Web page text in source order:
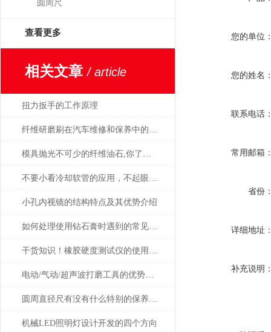
圆周尺
查看更多
相关文章/ article
扭力扳手的工作原理
纤维研磨刷在汽车维修和保养中的应用
模具抛光不可少的纤维油石,你了解多少呢？
不要小看冷却软管的应用，不起眼用处却很大！
小孔内视镜的结构特点及其优势介绍
如何处理使用钻石膏时遇到的常见问题和挑战
干货知识！橡胶硬度测试仪的使用说明
电动/气动/超声波打磨工具的优势是显而易见的
圆周直径尺有没有什么特别的保养方法？
机械LED照明灯设计开发的四个方向
您的单位
您的姓名
联系电话
常用邮箱
省份
详细地址
补充说明